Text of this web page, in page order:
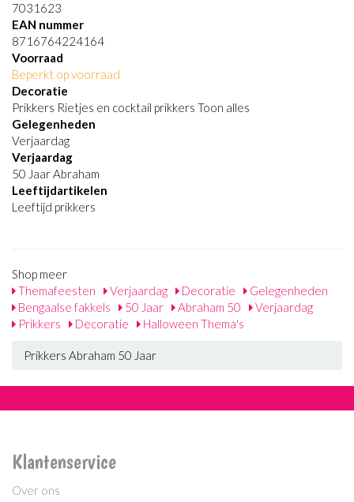
7031623
EAN nummer
8716764224164
Voorraad
Beperkt op voorraad
Decoratie
Prikkers Rietjes en cocktail prikkers Toon alles
Gelegenheden
Verjaardag
Verjaardag
50 Jaar Abraham
Leeftijdartikelen
Leeftijd prikkers
Shop meer
Themafeesten
Verjaardag Decoratie
Gelegenheden
Bengaalse fakkels
50 Jaar Abraham 50
Verjaardag
Prikkers
Decoratie Halloween Thema's
Prikkers Abraham 50 Jaar
Klantenservice
Over ons